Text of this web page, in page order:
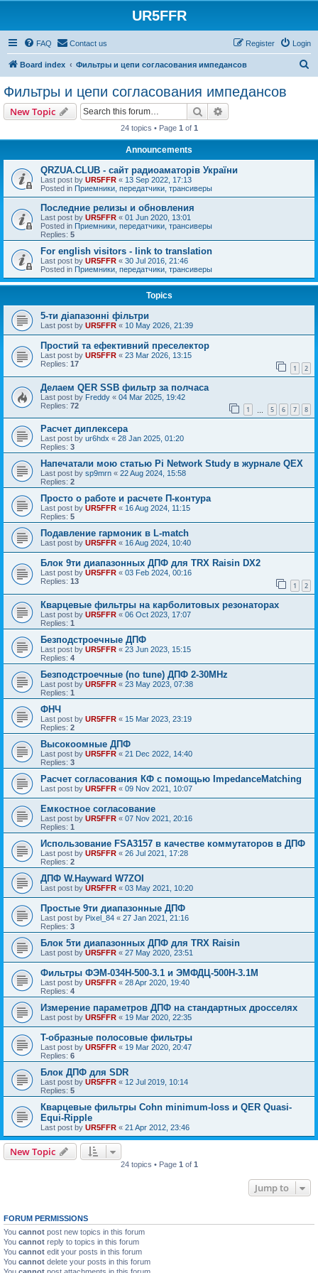
UR5FFR
FAQ Contact us Login
Register
Board index Фильтры и цепи согласования импедансов
Фильтры и цепи согласования импедансов
New Topic Search
24 topics • Page 1 of 1
Announcements
QRZUA.CLUB - сайт радиоаматорів України
Last post by UR5FFR « 13 Sep 2022, 17:13
Posted in Приемники, передатчики, трансиверы
Последние релизы и обновления
Last post by UR5FFR « 01 Jun 2020, 13:01
Posted in Приемники, передатчики, трансиверы
Replies: 5
For english visitors - link to translation
Last post by UR5FFR « 30 Jul 2016, 21:46
Posted in Приемники, передатчики, трансиверы
Topics
5-ти діапазонні фільтри
Last post by UR5FFR « 10 May 2026, 21:39
Простий та ефективний преселектор
Last post by UR5FFR « 23 Mar 2026, 13:15
Replies: 17 1 2
Делаем QER SSB фильтр за полчаса
Last post by Freddy « 04 Mar 2025, 19:42
Replies: 72 1 5 6 7 8
Расчет диплексера
Last post by ur6hdx « 28 Jan 2025, 01:20
Replies: 3
Напечатали мою статью Pi Network Study в журнале QEX
Last post by sp9mrn « 22 Aug 2024, 15:58
Replies: 2
Просто о работе и расчете П-контура
Last post by UR5FFR « 16 Aug 2024, 11:15
Replies: 5
Подавление гармоник в L-match
Last post by UR5FFR « 16 Aug 2024, 10:40
Блок 9ти диапазонных ДПФ для TRX Raisin DX2
Last post by UR5FFR « 03 Feb 2024, 00:16
Replies: 13 1 2
Кварцевые фильтры на карболитовых резонаторах
Last post by UR5FFR « 06 Oct 2023, 17:07
Replies: 1
Безподстроечные ДПФ
Last post by UR5FFR « 23 Jun 2023, 15:15
Replies: 4
Безподстроечные (no tune) ДПФ 2-30MHz
Last post by UR5FFR « 23 May 2023, 07:38
Replies: 1
ФНЧ
Last post by UR5FFR « 15 Mar 2023, 23:19
Replies: 2
Высокоомные ДПФ
Last post by UR5FFR « 21 Dec 2022, 14:40
Replies: 3
Расчет согласования КФ с помощью ImpedanceMatching
Last post by UR5FFR « 09 Nov 2021, 10:07
Емкостное согласование
Last post by UR5FFR « 07 Nov 2021, 20:16
Replies: 1
Использование FSA3157 в качестве коммутаторов в ДПФ
Last post by UR5FFR « 26 Jul 2021, 17:28
Replies: 2
ДПФ W.Hayward W7ZOI
Last post by UR5FFR « 03 May 2021, 10:20
Простые 9ти диапазонные ДПФ
Last post by Pixel_84 « 27 Jan 2021, 21:16
Replies: 3
Блок 5ти диапазонных ДПФ для TRX Raisin
Last post by UR5FFR « 27 May 2020, 23:51
Фильтры ФЭМ-034Н-500-3.1 и ЭМФДЦ-500Н-3.1М
Last post by UR5FFR « 28 Apr 2020, 19:40
Replies: 4
Измерение параметров ДПФ на стандартных дросселях
Last post by UR5FFR « 19 Mar 2020, 22:35
T-образные полосовые фильтры
Last post by UR5FFR « 19 Mar 2020, 20:47
Replies: 6
Блок ДПФ для SDR
Last post by UR5FFR « 12 Jul 2019, 10:14
Replies: 5
Кварцевые фильтры Cohn minimum-loss и QER Quasi-
Equi-Ripple
Last post by UR5FFR « 21 Apr 2012, 23:46
New Topic
24 topics • Page 1 of 1
Jump to
FORUM PERMISSIONS
You cannot post new topics in this forum
You cannot reply to topics in this forum
You cannot edit your posts in this forum
You cannot delete your posts in this forum